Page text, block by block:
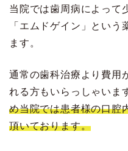
当院では歯周病によって
「エムドゲイン」という
ます。
通常の歯科治療より費用
れる方もいらっしゃいま
め当院では患者様の口腔
頂いております。